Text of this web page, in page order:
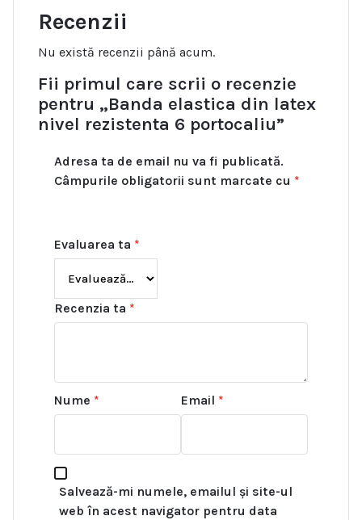
Recenzii
Nu există recenzii până acum.
Fii primul care scrii o recenzie
pentru „Banda elastica din latex
nivel rezistenta 6 portocaliu”
Adresa ta de email nu va fi publicată.
Câmpurile obligatorii sunt marcate cu *
Evaluarea ta *
Recenzia ta *
Nume * Email *
Salvează-mi numele, emailul și site-ul
web în acest navigator pentru data